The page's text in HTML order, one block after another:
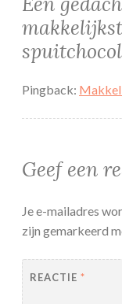
Pingback:
Geef een
Je e-mailadres
zijn gemarkeerd
REACTIE *